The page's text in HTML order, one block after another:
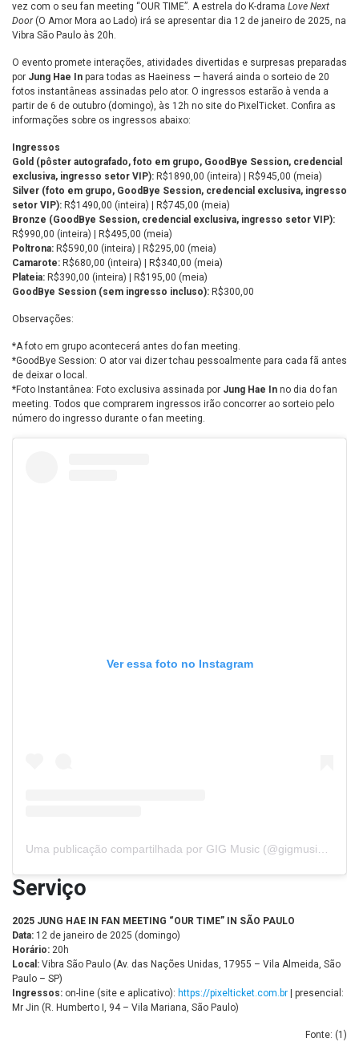
vez com o seu fan meeting “OUR TIME”. A estrela do K-drama Love Next
Door(O Amor Mora ao Lado) irá se apresentar dia 12 de janeiro de 2025, na
Vibra São Paulo às 20h.
O evento promete interações, atividades divertidas e surpresas preparadas
por Jung Hae In para todas as Haeiness — haverá ainda o sorteio de 20
fotos instantâneas assinadas pelo ator. O ingressos estarão à venda a
partir de 6 de outubro (domingo), às 12h no site do PixelTicket. Confira as
informações sobre os ingressos abaixo:
Ingressos
Gold (pôster autografado, foto em grupo, GoodBye Session, credencial
exclusiva, ingresso setor VIP): R$1890,00 (inteira) | R$945,00 (meia)
Silver (foto em grupo, GoodBye Session, credencial exclusiva, ingresso
setor VIP): R$1490,00 (inteira) | R$745,00 (meia)
Bronze (GoodBye Session, credencial exclusiva, ingresso setor VIP):
R$990,00 (inteira) | R$495,00 (meia)
Poltrona: R$590,00 (inteira) | R$295,00 (meia)
Camarote: R$680,00 (inteira) | R$340,00 (meia)
Plateia: R$390,00 (inteira) | R$195,00 (meia)
GoodBye Session (sem ingresso incluso): R$300,00
Observações:
*A foto em grupo acontecerá antes do fan meeting.
*GoodBye Session: O ator vai dizer tchau pessoalmente para cada fã antes
de deixar o local.
*Foto Instantânea: Foto exclusiva assinada por Jung Hae In no dia do fan
meeting. Todos que comprarem ingressos irão concorrer ao sorteio pelo
número do ingresso durante o fan meeting.
Ver essa foto no Instagram
Serviço
2025 JUNG HAE IN FAN MEETING “OUR TIME” IN SÃO PAULO
Data: 12 de janeiro de 2025 (domingo)
Horário: 20h
Local: Vibra São Paulo (Av. das Nações Unidas, 17955 – Vila Almeida, São
Paulo – SP)
Ingressos: on-line (site e aplicativo): https://pixelticket.com.br | presencial:
Mr Jin (R. Humberto I, 94 – Vila Mariana, São Paulo)
Fonte: (1 )